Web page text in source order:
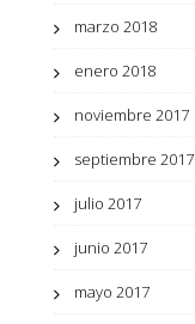
marzo 2018
enero 2018
noviembre 2017
septiembre 2017
julio 2017
junio 2017
mayo 2017